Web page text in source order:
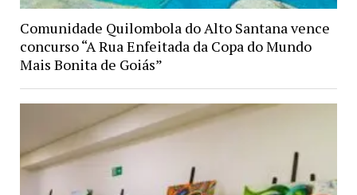
Comunidade Quilombola do Alto Santana vence
concurso “A Rua Enfeitada da Copa do Mundo
Mais Bonita de Goiás”